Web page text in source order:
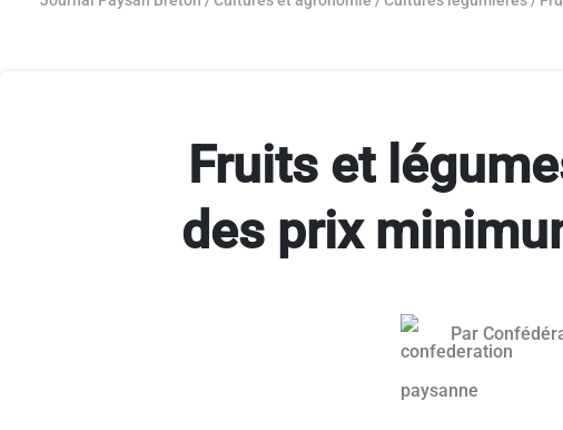
Fruits et
des prix
Par